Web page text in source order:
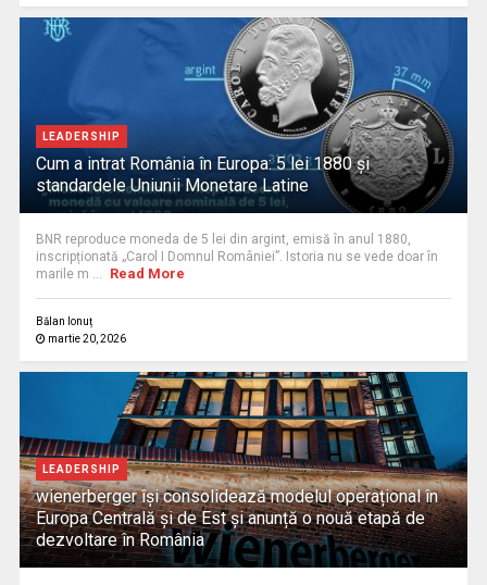
LEADERSHIP
Cum a intrat România în Europa: 5 lei 1880 și
standardele Uniunii Monetare Latine
BNR reproduce moneda de 5 lei din argint, emisă în anul 1880,
inscripționată „Carol I Domnul României”. Istoria nu se vede doar în
marile m ...
Read More
Bălan Ionuț
martie 20, 2026
LEADERSHIP
wienerberger își consolidează modelul operațional în
Europa Centrală și de Est și anunță o nouă etapă de
dezvoltare în România